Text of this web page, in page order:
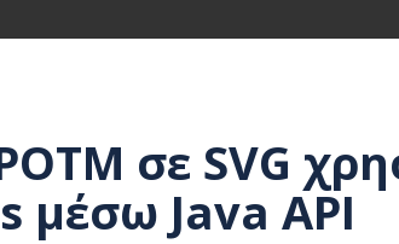
σε SVG
μέσω Java API